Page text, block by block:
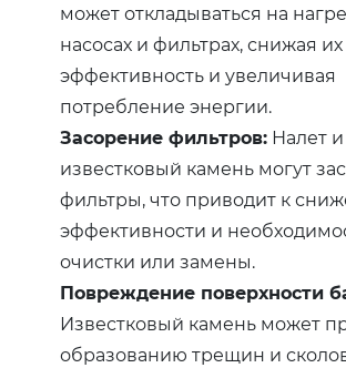
может откладываться на
насосах и фильтрах, снижая их
эффективность и увеличивая
потребление энергии.
Засорение фильтров: Налет и
известковый камень могут
фильтры, что приводит к
эффективности и
очистки или замены.
Повреждение поверхности
Известковый камень может
образованию трещин и